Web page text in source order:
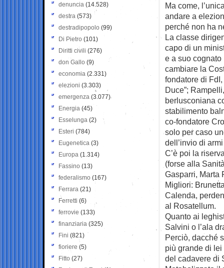
Ma come,
andare a
perché non ha
La classe
capo di un
e a suo
cambiare la
fondatore di
Duce”;
berlusconiana
stabilimento
co-fondatore
solo per caso
dell’invio di
C’è poi la
(forse alla
Gasparri,
Migliori:
Calenda,
al Rosatellum.
Quanto ai
Salvini o l’ala
Perciò, dacché
più grande di
del cadavere di
denuncia (14.528)
destra (573)
destradipopolo (99)
Di Pietro (101)
Diritti civili (276)
don Gallo (9)
economia (2.331)
elezioni (3.303)
emergenza (3.077)
Energia (45)
Esselunga (2)
Esteri (784)
Eugenetica (3)
Europa (1.314)
Fassino (13)
federalismo (167)
Ferrara (21)
Ferretti (6)
ferrovie (133)
finanziaria (325)
Fini (821)
fioriere (5)
Fitto (27)